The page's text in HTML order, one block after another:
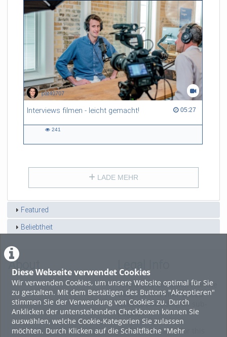
Diese Webseite verwendet Cookies
Wir verwenden Cookies, um unsere Website optimal für Sie
zu gestalten. Mit dem Bestätigen des Buttons "Akzeptieren"
stimmen Sie der Verwendung von Cookies zu. Durch
Anklicken der untenstehenden Checkboxen können Sie
auswählen, welche Cookie-Kategorien Sie zulassen
möchten. Durch Klicken auf die Schaltfläche "Mehr
pat40707
Interviews filmen - leicht gemacht! 05:27
05:27 duration
241
LADE MEHR
Featured
Beliebtheit
About Legal Info
Terms and Conditions for the
Usage of this ViMP based
website (including all sub-
pages)
Privacy Statement for this